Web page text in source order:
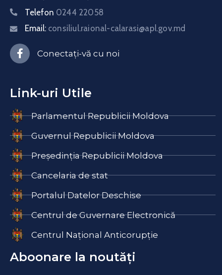
Telefon 0244 22058
Email: consiliul.raional-calarasi@apl.gov.md
Conectați-vă cu noi
Link-uri Utile
Parlamentul Republicii Moldova
Guvernul Republicii Moldova
Președinția Republicii Moldova
Cancelaria de stat
Portalul Datelor Deschise
Centrul de Guvernare Electronică
Centrul Național Anticorupție
Aboonare la noutăți